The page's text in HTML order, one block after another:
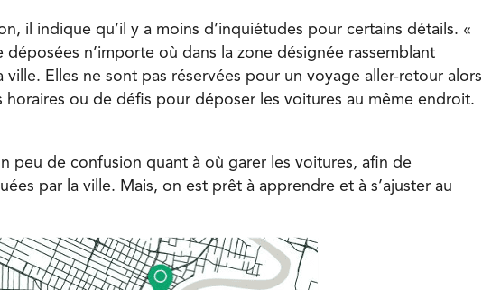
il indique qu’il y a moins d’inquiétudes pour certains détails. «
déposées n’importe où dans la zone désignée rassemblant
Elles ne sont pas réservées pour un voyage aller-retour alors
horaires ou de défis pour déposer les voitures au même endroit.
peu de confusion quant à où garer les voitures, afin de
par la ville. Mais, on est prêt à apprendre et à s’ajuster au